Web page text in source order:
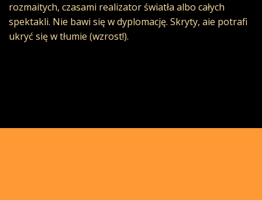
rozmaitych, czasami realizator światła albo całych
spektakli. Nie bawi się w dyplomację. Skryty, aie potrafi
ukryć się w tłumie (wzrost!).